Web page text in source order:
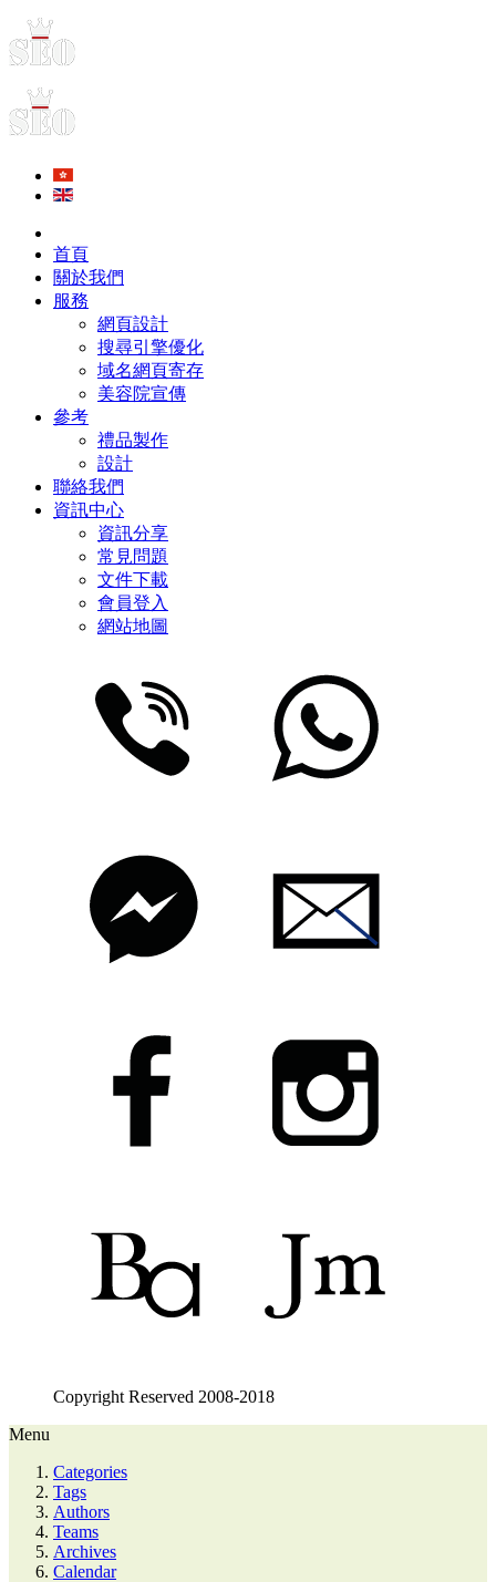
首頁
關於我們
服務
網頁設計
搜尋引擎優化
域名網頁寄存
美容院宣傳
參考
禮品製作
設計
聯絡我們
資訊中心
資訊分享
常見問題
文件下載
會員登入
網站地圖
Copyright Reserved 2008-2018
Menu
Categories
Tags
Authors
Teams
Archives
Calendar